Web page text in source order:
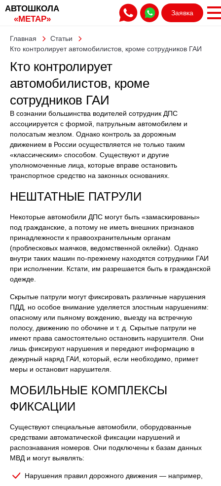
АВТОШКОЛА
«МЕТАР»
Заявка
Главная
Статьи
Кто контролирует автомобилистов, кроме сотрудников ГАИ
Кто контролирует
автомобилистов, кроме
сотрудников ГАИ
В сознании большинства водителей сотрудник ДПС
ассоциируется с формой, патрульным автомобилем и
полосатым жезлом. Однако контроль за дорожным
движением в России осуществляется не только таким
«классическим» способом. Существуют и другие
уполномоченные лица, которые вправе остановить
транспортное средство на законных основаниях.
НЕШТАТНЫЕ ПАТРУЛИ
Некоторые автомобили ДПС могут быть «замаскированы»
под гражданские, а потому не иметь внешних признаков
принадлежности к правоохранительным органам
(проблесковых маячков, ведомственной оклейки). Однако
внутри таких машин по-прежнему находятся сотрудники ГАИ
при исполнении. Кстати, им разрешается быть в гражданской
одежде.
Скрытые патрули могут фиксировать различные нарушения
ПДД, но особое внимание уделяется злостным нарушениям:
опасному или пьяному вождению, выезду на встречную
полосу, движению по обочине и т. д. Скрытые патрули не
имеют права самостоятельно остановить нарушителя. Они
лишь фиксируют нарушения и передают информацию в
дежурный наряд ГАИ, который, если необходимо, примет
меры и остановит нарушителя.
МОБИЛЬНЫЕ КОМПЛЕКСЫ
ФИКСАЦИИ
Существуют специальные автомобили, оборудованные
средствами автоматической фиксации нарушений и
распознавания номеров. Они подключены к базам данных
МВД и могут выявлять:
Нарушения правил дорожного движения — например,